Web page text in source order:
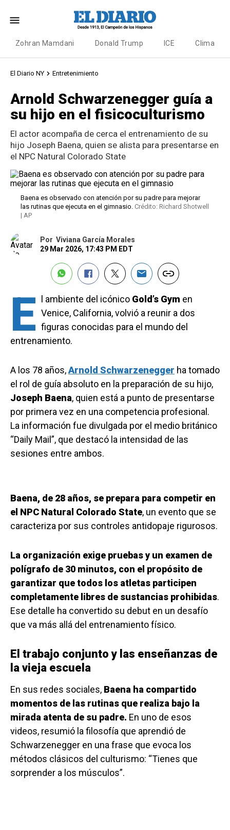
Zohran Mamdani Donald Trump ICE Clima
El Diario NY Entretenimiento
Arnold Schwarzenegger guía a
su hijo en el fisicoculturismo
El actor acompaña de cerca el entrenamiento de su
hijo Joseph Baena, quien se alista para presentarse en
el NPC Natural Colorado State
Baena es observado con atención por su padre para mejorar
las rutinas que ejecuta en el gimnasio. Crédito: Richard Shotwell
| AP
Por Viviana García Morales
29 Mar 2026, 17:43 PM EDT
E l ambiente del icónico Gold’s Gym en
Venice, California, volvió a reunir a dos
figuras conocidas para el mundo del
entrenamiento.
A los 78 años,Arnold Schwarzenegger ha tomado
el rol de guía absoluto en la preparación de su hijo,
Joseph Baena, quien está a punto de presentarse
por primera vez en una competencia profesional.
La información fue divulgada por el medio británico
“Daily Mail”, que destacó la intensidad de las
sesiones entre ambos.
Baena, de 28 años, se prepara para competir en
el NPC Natural Colorado State, un evento que se
caracteriza por sus controles antidopaje rigurosos.
La organización exige pruebas y un examen de
polígrafo de 30 minutos, con el propósito de
garantizar que todos los atletas participen
completamente libres de sustancias prohibidas.
Ese detalle ha convertido su debut en un desafío
que va más allá del entrenamiento físico.
El trabajo conjunto y las enseñanzas de
la vieja escuela
En sus redes sociales, Baena ha compartido
momentos de las rutinas que realiza bajo la
mirada atenta de su padre. En uno de esos
videos, resumió la filosofía que aprendió de
Schwarzenegger en una frase que evoca los
métodos clásicos del culturismo: “Tienes que
sorprender a los músculos”.